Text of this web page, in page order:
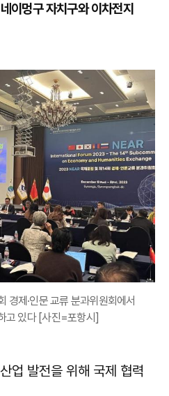
이멍구 자치구와 이차전지
제·인문 교류 분과위원회에서
고 있다 [사진=포항시]
업 발전을 위해 국제 협력